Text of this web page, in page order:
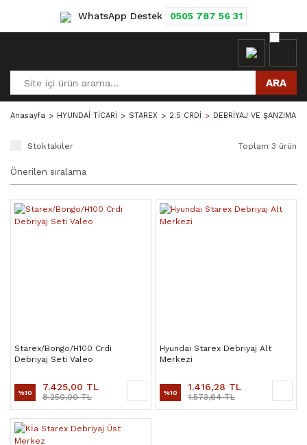
WhatsApp Destek 0505 787 56 31
ARA
Anasayfa HYUNDAİ TİCARİ STAREX 2.5 CRDİ DEBRİYAJ VE ŞANZIMAN
Stoktakiler Toplam 3 ürün
Starex/Bongo/H100 Crdi
Debriyaj Seti Valeo
%10 7.425,00 TL
8.250,00 TL
Hyundai Starex Debriyaj Alt
Merkezi
%10 1.416,28 TL
1.573,64 TL